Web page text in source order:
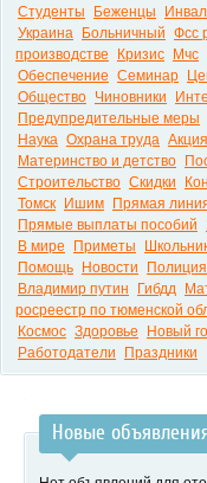
Студенты
Беженцы
Украина
Больничный Фсс
производстве
Кризис Мчс
Обеспечение Семинар
Общество Чиновники
Предупредительные меры
Наука Охрана труда Акция
Материнство и детство
Строительство Скидки
Томск
Ишим Прямая
Прямые выплаты пособий
В мире
Приметы
Помощь
Новости Полиция
Владимир путин
Гибдд
росреестр по тюменской
Космос Здоровье Новый
Работодатели
Праздники
Новые